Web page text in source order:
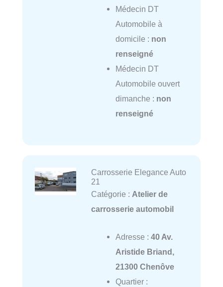
Médecin DT
Automobile à
domicile : non
renseigné
Médecin DT
Automobile ouvert
dimanche : non
renseigné
Carrosserie Elegance Auto
21
Catégorie : Atelier de
carrosserie automobil
Adresse : 40 Av.
Aristide Briand,
21300 Chenôve
Quartier :